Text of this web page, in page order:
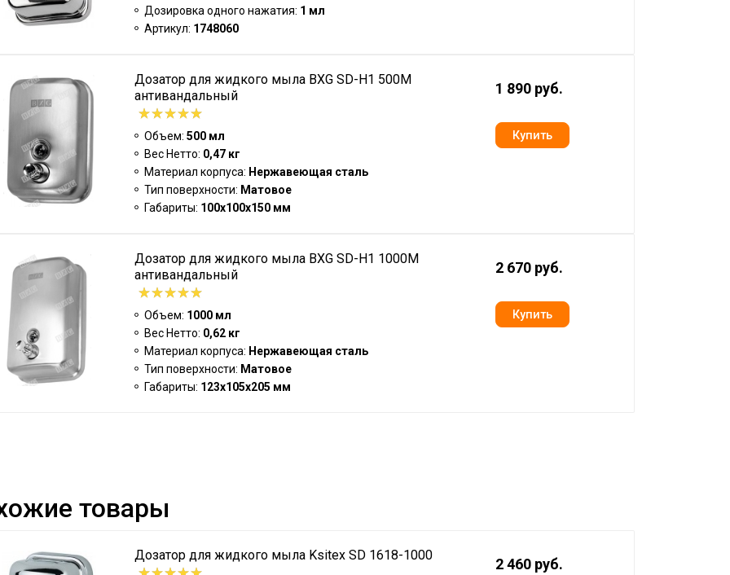
Дозировка одного нажатия: 1 мл
Артикул: 1748060
Дозатор для жидкого мыла BXG SD-H1 500M
антивандальный
Объем: 500 мл
Вес Нетто: 0,47 кг
Материал корпуса: Нержавеющая сталь
Тип поверхности: Матовое
Габариты: 100x100x150 мм
1 890 руб.
Дозатор для жидкого мыла BXG SD-H1 1000M
антивандальный
Объем: 1000 мл
Вес Нетто: 0,62 кг
Материал корпуса: Нержавеющая сталь
Тип поверхности: Матовое
Габариты: 123x105x205 мм
2 670 руб.
товары
Дозатор для жидкого мыла Ksitex SD 1618-1000
2 460 руб.